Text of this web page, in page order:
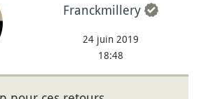
Franckmillery
24 juin 2019
18:48